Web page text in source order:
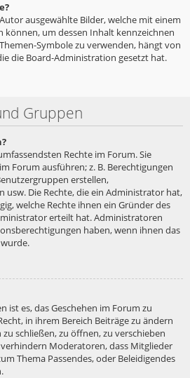
ausgewählte Bilder, welche mit einem
können, um dessen Inhalt kennzeichnen
Symbole zu verwenden, hängt von
die Board-Administration gesetzt hat.
Gruppen
Rechte im Forum. Sie
Forum ausführen; z. B. Berechtigungen
erstellen,
usw. Die Rechte, die ein Administrator hat,
welche Rechte ihnen ein Gründer des
erteilt hat. Administratoren
haben, wenn ihnen das
ist es, das Geschehen im Forum zu
in ihrem Bereich Beiträge zu ändern
schließen, zu öffnen, zu verschieben
Moderatoren, dass Mitglieder
Thema Passendes, oder Beleidigendes